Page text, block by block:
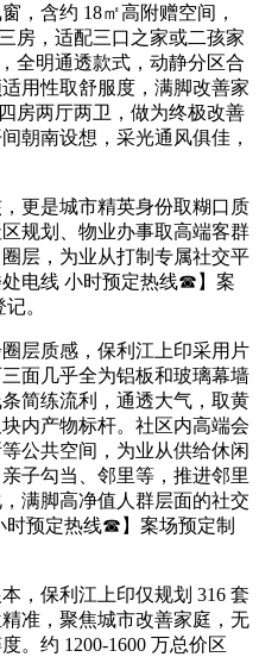
，含约 18㎡高附赠空间，
房，适配三口之家或二孩家
全明通透款式，动静分区合
用性取舒服度，满脚改善家
房两厅两卫，做为终极改善
朝南设想，采光通风俱佳，
是城市精英身份取糊口质
规划、物业办事取高端客群
层，为业从打制专属社交平
电线 小时预定热线☎】案
。
质感，保利江上印采用片
面几乎全为铝板和玻璃幕墙
简练流利，通透大气，取黄
内产物标杆。社区内高端会
公共空间，为业从供给休闲
子勾当、邻里等，推进邻里
满脚高净值人群层面的社交
时预定热线☎】案场预定制
保利江上印仅规划 316 套
准，聚焦城市改善家庭，无
。约 1200-1600 万总价区